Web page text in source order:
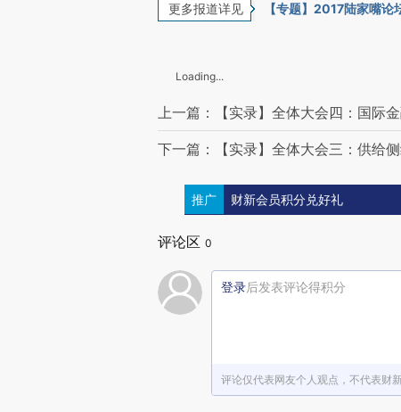
更多报道详见 【专题】2017陆家嘴论
Loading...
上一篇：【实录】全体大会四：国际
下一篇：【实录】全体大会三：供给
推广 财新会员积分兑好礼
评论区 0
登录后发表评论得积分
评论仅代表网友个人观点，不代表财